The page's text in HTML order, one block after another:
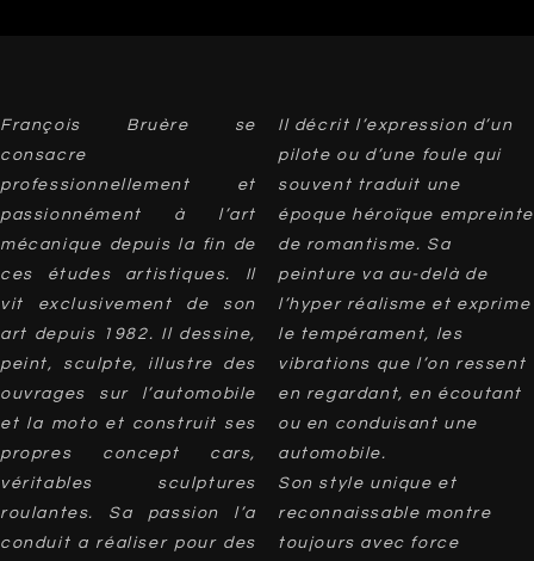
François Bruère se
consacre
professionnellement et
passionnément à l’art
mécanique depuis la fin de
ces études artistiques. Il
vit exclusivement de son
art depuis 1982. Il dessine,
peint, sculpte, illustre des
ouvrages sur l’automobile
et la moto et construit ses
propres concept cars,
véritables sculptures
roulantes. Sa passion l’a
conduit a réaliser pour des
Il décrit l’expression d’un
pilote ou d’une foule qui
souvent traduit une
époque héroïque empreinte
de romantisme. Sa
peinture va au-delà de
l’hyper réalisme et exprime
le tempérament, les
vibrations que l’on ressent
en regardant, en écoutant
ou en conduisant une
automobile.
Son style unique et
reconnaissable montre
toujours avec force